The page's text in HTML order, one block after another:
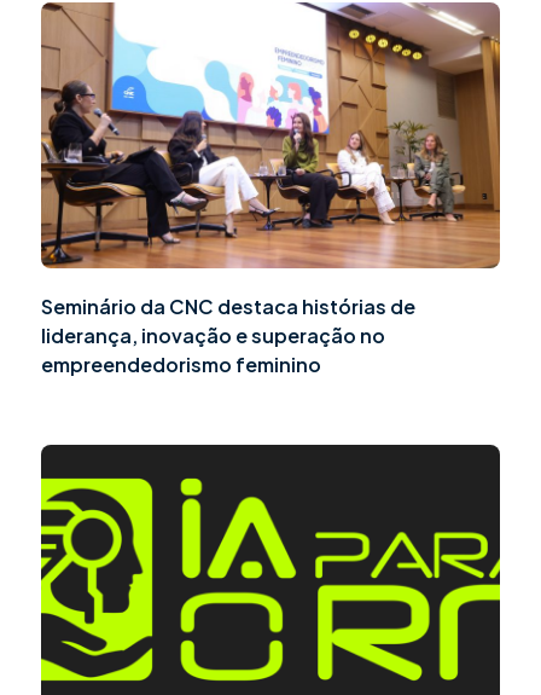
Seminário da CNC destaca histórias de
liderança, inovação e superação no
empreendedorismo feminino